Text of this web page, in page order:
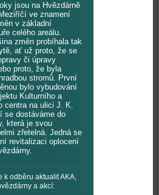
jsou na Hvězdárně
ve znamení
v základní
celého areálu.
změn probíhala tak
ať už proto, že se
či úpravy
proto, že byla
stromů. První
bylo vybudování
Kulturního a
centra na ulici J. K.
se dostáváme do
která je svou
zřetelná. Jedná se
revitalizaci oplocení
k odběru aktualit AKA,
a akcí: